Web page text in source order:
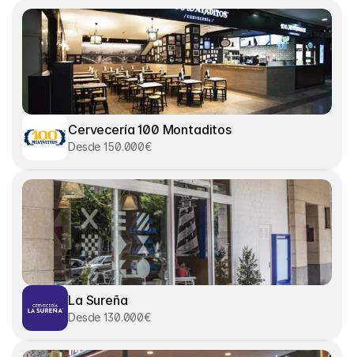
Cervecería 100 Montaditos
Desde 150.000€
La Sureña
Desde 130.000€